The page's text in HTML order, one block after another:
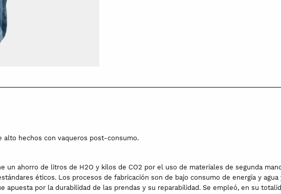
alto hechos con vaqueros post-consumo.
un ahorro de litros de H2O y kilos de CO2 por el uso de materiales de segunda
éticos. Los procesos de fabricación son de bajo consumo de energía y
apuesta por la durabilidad de las prendas y su reparabilidad. Se empleó, en su